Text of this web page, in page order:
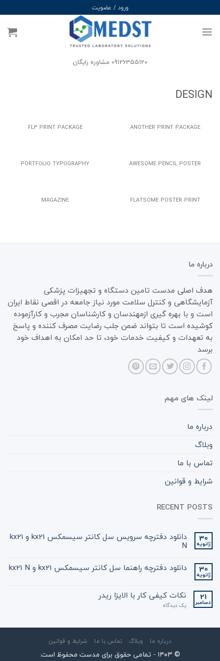
to
content
ورود / عضویت
09126355120 مشاوره رایگان
DESIGN
ANOTHER PRINT PACKAGE
FL3 PRINT PACKAGE
AWESOME PENCIL POSTER
PORTFOLIO TYPOGRAPHY
FLATSOME POSTER PRINT
MAGAZINE
درباره ما
هدف اصلی مدست تامین دستگاه و تجهیزات پزشکی
آزمایشگاهی و کنترل سلامت مورد نیاز جامعه در اقصی نقاط ایران
است و با بهره گیری ازمهندسان و کارشناسان مجرب و کارآزموده
کوشیده است تا بتواند ضمن جلب رضایت مصرف کننده و پاسخ
به تعهدات و کیفیت خدمات خود، تا حد امکان به اهداف خود
برسد
لینک های مهم
درباره ما
وبلاگ
تماس با ما
شرایط و قوانین
RECENT POSTS
30
ژانویه
دانلود دفترچه سرویس سل کانتر سیسمکس kx21 و kx21
N
30
ژانویه
دانلود دفترچه راهنما سل کانتر سیسمکس kx21 و kx21 N
21
دسامبر
نکات کیفی کار با الایزا ریدر
یک دیدگاه
درباره ما وبلاگ تماس با ما شرایط و قوانین
© ۱۴۰3 - تمامی حقوق برای مدست محفوظ است.